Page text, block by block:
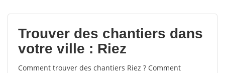
votes
Trouver des chantiers dans
votre ville : Riez
Comment trouver des chantiers Riez ? Comment